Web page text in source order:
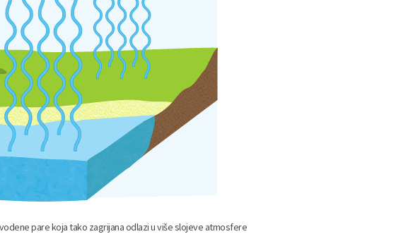
pare koja tako zagrijana odlazi u više slojeve atmosfere